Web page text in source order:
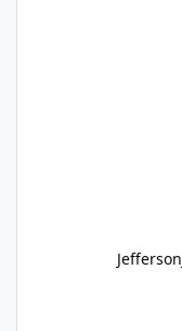
Jefferson